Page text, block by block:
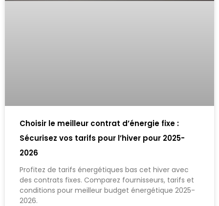
Choisir le meilleur contrat d’énergie fixe :
Sécurisez vos tarifs pour l’hiver pour 2025-
2026
Profitez de tarifs énergétiques bas cet hiver avec
des contrats fixes. Comparez fournisseurs, tarifs et
conditions pour meilleur budget énergétique 2025-
2026.